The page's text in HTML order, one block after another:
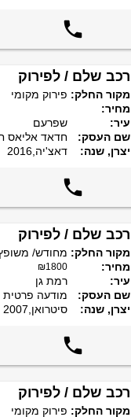

רכב שלם / לפירוק
מקור החלק: פירוק מקומי
מחיר:
עיר:
שפרעם
שם העסק:
חדאד אליאס
יצרן, שנה:
דאצ'יה,2016

רכב שלם / לפירוק
מקור החלק: מחודש/
מחיר:
₪1800
עיר:
רמת גן
שם העסק:
מודעה פרטית
יצרן, שנה:
סיטרואן,2007

רכב שלם / לפירוק
מקור החלק: פירוק מקומי